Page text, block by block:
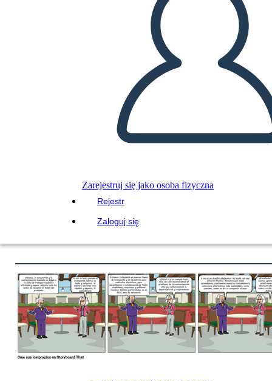
Zarejestruj się jako osoba fizyczna
Rejestr
Zaloguj się